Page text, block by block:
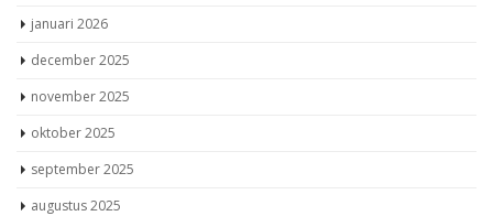
januari 2026
december 2025
november 2025
oktober 2025
september 2025
augustus 2025